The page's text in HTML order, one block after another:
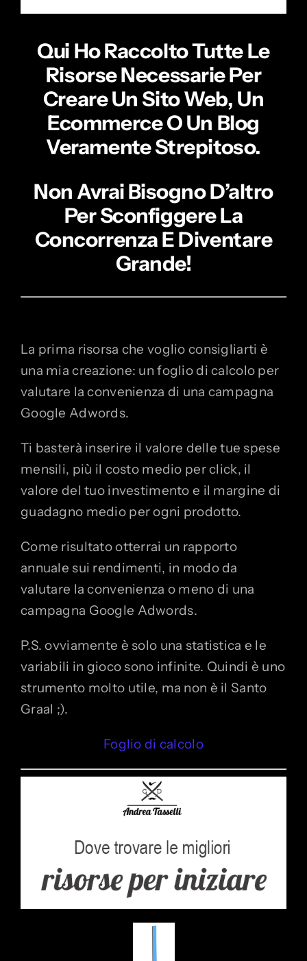
Qui Ho Raccolto Tutte Le
Risorse Necessarie Per
Creare Un Sito Web, Un
Ecommerce O Un Blog
Veramente Strepitoso.
Non Avrai Bisogno D’altro
Per Sconfiggere La
Concorrenza E Diventare
Grande!
La prima risorsa che voglio consigliarti è
una mia creazione: un foglio di calcolo per
valutare la convenienza di una campagna
Google Adwords.
Ti basterà inserire il valore delle tue spese
mensili, più il costo medio per click, il
valore del tuo investimento e il margine di
guadagno medio per ogni prodotto.
Come risultato otterrai un rapporto
annuale sui rendimenti, in modo da
valutare la convenienza o meno di una
campagna Google Adwords.
P.S. ovviamente è solo una statistica e le
variabili in gioco sono infinite. Quindi è uno
strumento molto utile, ma non è il Santo
Graal ;).
Foglio di calcolo